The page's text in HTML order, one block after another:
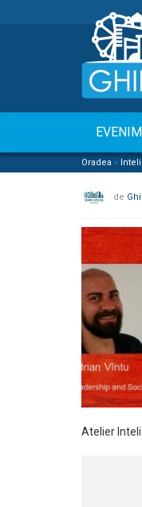
Oradea »
de
Atelier